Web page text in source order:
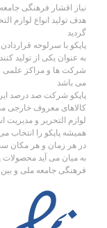
نیاز اقشار فرهنگی
هدف تولید انواع لوازم
گردید
پاپکو با سرلوحه
به عنوان یکی از تولید
شرکت ها و مراکز علمی
می باشد
پاپکو شرکت صد درصد
کالاهای معروف خارجی می
لوازم التحریر و مدیریت
همیشه پاپکو را انتخاب
در هر زمان و هر مکان
به میان می آید محصولات
فرهنگی جامعه ملی و